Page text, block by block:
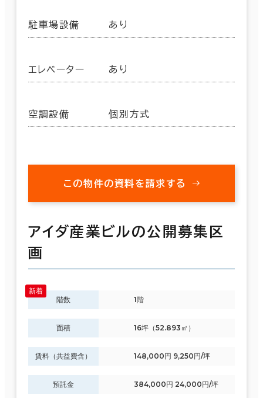
駐車場設備 あり
エレベーター あり
空調設備 個別方式
この物件の資料を請求する
アイダ産業ビルの公開募集区
画
階数 1階
面積 16坪（52.893㎡）
賃料（共益費含） 148,000円 9,250円/坪
預託金 384,000円 24,000円/坪